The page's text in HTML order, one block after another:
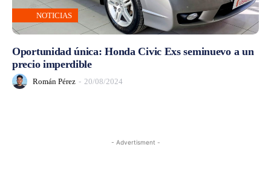
NOTICIAS
Oportunidad única: Honda Civic Exs seminuevo a un
precio imperdible
Román Pérez - 20/08/2024
- Advertisment -